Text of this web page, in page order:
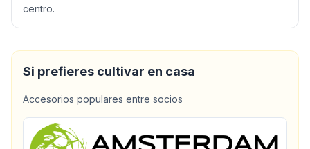
centro.
Si prefieres cultivar en casa
Accesorios populares entre socios